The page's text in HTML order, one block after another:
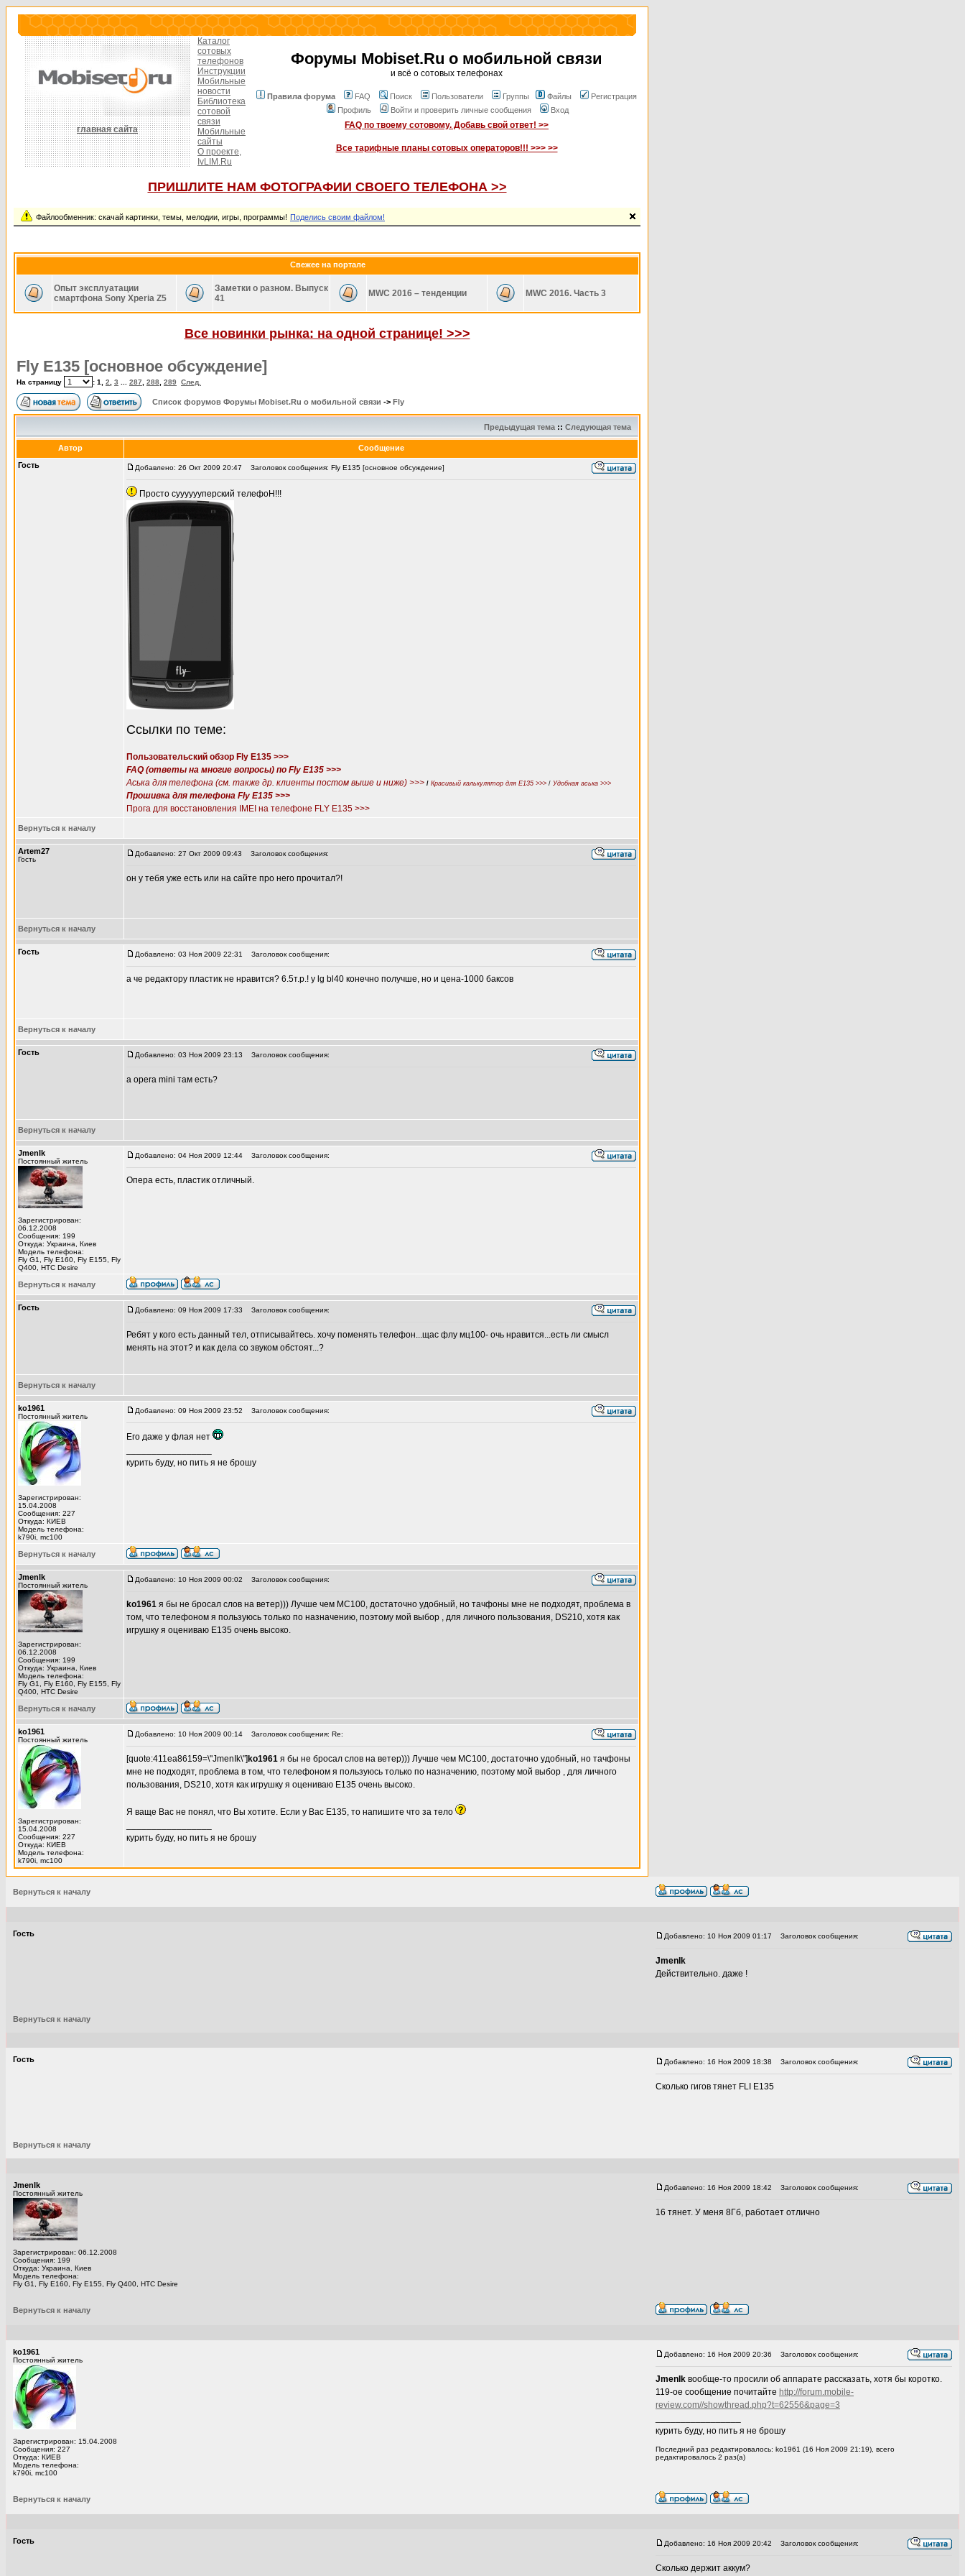
главная сайта
Каталог
сотовых
телефонов
Инструкции
Мобильные
новости
Библиотека
сотовой
связи
Мобильные
сайты
О проекте,
IvLIM.Ru
Форумы Mobiset.Ru о мобильной связи
и всё о сотовых телефонах
Правила форума FAQ Поиск Пользователи Группы Файлы
Регистрация
Профиль
Войти и проверить личные сообщения Вход
FAQ по твоему сотовому. Добавь свой ответ! >>
Все тарифные планы сотовых операторов!!! >>> >>
ПРИШЛИТЕ НАМ ФОТОГРАФИИ СВОЕГО ТЕЛЕФОНА >>
Файлообменник: скачай картинки, темы, мелодии, игры, программы! Поделись своим файлом!
Свежее на портале
Опыт эксплуатации
смартфона Sony Xperia Z5
Заметки о разном. Выпуск
41
MWC 2016 – тенденции MWC 2016. Часть 3
Все новинки рынка: на одной странице! >>>
Fly E135 [основное обсуждение]
На страницу : 1 2 3 287 288 289 След.
Список форумов Форумы Mobiset.Ru о мобильной связи -> Fly
Предыдущая тема :: Следующая тема
Автор
Сообщение
Гость
Добавлено: 26 Окт 2009 20:47 Заголовок сообщения: Fly E135 [основное обсуждение]
Просто сууууууперский телефоН!!!
Ссылки по теме:
Пользовательский обзор Fly E135 >>>
FAQ (ответы на многие вопросы) по Fly E135 >>>
Аська для телефона (см. также др. клиенты постом выше и ниже) >>> / Красивый калькулятор для E135 >>> / Удобная аська >>>
Прошивка для телефона Fly E135 >>>
Прога для восстановления IMEI на телефоне FLY E135 >>>
Вернуться к началу
Artem27
Гость
Добавлено: 27 Окт 2009 09:43 Заголовок сообщения:
он у тебя уже есть или на сайте про него прочитал?!
Вернуться к началу
Гость Добавлено: 03 Ноя 2009 22:31 Заголовок сообщения:
а че редактору пластик не нравится? 6.5т.р.! у lg bl40 конечно получше, но и цена-1000 баксов
Вернуться к началу
Гость Добавлено: 03 Ноя 2009 23:13 Заголовок сообщения:
а opera mini там есть?
Вернуться к началу
JmenIk
Постоянный житель
Зарегистрирован:
06.12.2008
Сообщения: 199
Откуда: Украина, Киев
Модель телефона:
Fly G1, Fly E160, Fly E155, Fly
Q400, HTC Desire
Добавлено: 04 Ноя 2009 12:44 Заголовок сообщения:
Опера есть, пластик отличный.
Вернуться к началу
Гость Добавлено: 09 Ноя 2009 17:33 Заголовок сообщения:
Ребят у кого есть данный тел, отписывайтесь. хочу поменять телефон...щас флу мц100- очь нравится...есть ли смысл
менять на этот? и как дела со звуком обстоят...?
Вернуться к началу
ko1961
Постоянный житель
Зарегистрирован:
15.04.2008
Сообщения: 227
Откуда: КИЕВ
Модель телефона:
k790i, mc100
Добавлено: 09 Ноя 2009 23:52 Заголовок сообщения:
Его даже у флая нет
курить буду, но пить я не брошу
Вернуться к началу
JmenIk
Постоянный житель
Зарегистрирован:
06.12.2008
Сообщения: 199
Откуда: Украина, Киев
Модель телефона:
Fly G1, Fly E160, Fly E155, Fly
Q400, HTC Desire
Добавлено: 10 Ноя 2009 00:02 Заголовок сообщения:
ko1961 я бы не бросал слов на ветер))) Лучше чем МС100, достаточно удобный, но тачфоны мне не подходят, проблема в
том, что телефоном я пользуюсь только по назначению, поэтому мой выбор , для личного пользования, DS210, хотя как
игрушку я оцениваю Е135 очень высоко.
Вернуться к началу
ko1961
Постоянный житель
Зарегистрирован:
15.04.2008
Сообщения: 227
Откуда: КИЕВ
Модель телефона:
k790i, mc100
Добавлено: 10 Ноя 2009 00:14 Заголовок сообщения: Re:
[quote:411ea86159=\"JmenIk\"] ko1961 я бы не бросал слов на ветер))) Лучше чем МС100, достаточно удобный, но тачфоны
мне не подходят, проблема в том, что телефоном я пользуюсь только по назначению, поэтому мой выбор , для личного
пользования, DS210, хотя как игрушку я оцениваю Е135 очень высоко.
Я ваще Вас не понял, что Вы хотите. Если у Вас Е135, то напишите что за тело
курить буду, но пить я не брошу
Вернуться к началу
Гость Добавлено: 10 Ноя 2009 01:17 Заголовок сообщения:
JmenIk
Действительно. даже !
Вернуться к началу
Гость Добавлено: 16 Ноя 2009 18:38 Заголовок сообщения:
Сколько гигов тянет FLI E135
Вернуться к началу
JmenIk
Постоянный житель
Зарегистрирован: 06.12.2008
Сообщения: 199
Откуда: Украина, Киев
Модель телефона:
Fly G1, Fly E160, Fly E155, Fly Q400, HTC Desire
Добавлено: 16 Ноя 2009 18:42 Заголовок сообщения:
16 тянет. У меня 8Гб, работает отлично
Вернуться к началу
ko1961
Постоянный житель
Зарегистрирован: 15.04.2008
Сообщения: 227
Откуда: КИЕВ
Модель телефона:
k790i, mc100
Добавлено: 16 Ноя 2009 20:36 Заголовок сообщения:
JmenIk вообще-то просили об аппарате рассказать, хотя бы коротко.
119-ое сообщение почитайте http://forum.mobile-
review.com//showthread.php?t=62556&page=3
курить буду, но пить я не брошу
Последний раз редактировалось: ko1961 (16 Ноя 2009 21:19), всего
редактировалось 2 раз(а)
Вернуться к началу
Гость Добавлено: 16 Ноя 2009 20:42 Заголовок сообщения:
Сколько держит аккум?